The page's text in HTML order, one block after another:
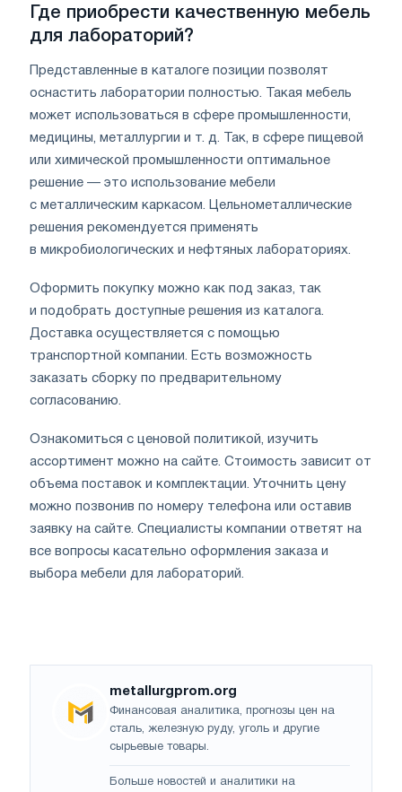
Где приобрести качественную мебель
для лабораторий?
Представленные в каталоге позиции позволят
оснастить лаборатории полностью. Такая мебель
может использоваться в сфере промышленности,
медицины, металлургии и т. д. Так, в сфере пищевой
или химической промышленности оптимальное
решение — это использование мебели
с металлическим каркасом. Цельнометаллические
решения рекомендуется применять
в микробиологических и нефтяных лабораториях.
Оформить покупку можно как под заказ, так
и подобрать доступные решения из каталога.
Доставка осуществляется с помощью
транспортной компании. Есть возможность
заказать сборку по предварительному
согласованию.
Ознакомиться с ценовой политикой, изучить
ассортимент можно на сайте. Стоимость зависит от
объема поставок и комплектации. Уточнить цену
можно позвонив по номеру телефона или оставив
заявку на сайте. Специалисты компании ответят на
все вопросы касательно оформления заказа и
выбора мебели для лабораторий.
metallurgprom.org
Финансовая аналитика, прогнозы цен на
сталь, железную руду, уголь и другие
сырьевые товары.
Больше новостей и аналитики на